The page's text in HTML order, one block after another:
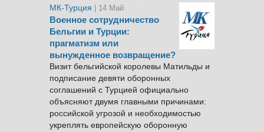
МК-Турция | 14 Май
Военное сотрудничество
Бельгии и Турции:
прагматизм или
вынужденное возвращение?
Визит бельгийской королевы Матильды и
подписание девяти оборонных
соглашений с Турцией официально
объясняют двумя главными причинами:
российской угрозой и необходимостью
укреплять европейскую оборонную